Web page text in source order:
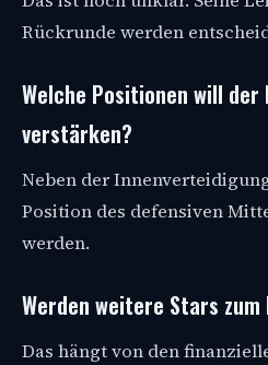
Rückrunde werden
Welche Positionen will der
verstärken?
Neben der
Position des defensiven
werden.
Werden weitere Stars zum
Das hängt von den